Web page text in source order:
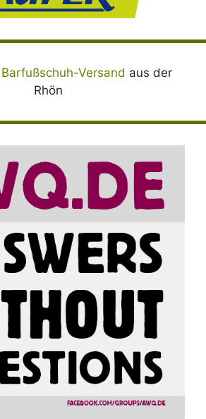
Versand aus der
Rhön